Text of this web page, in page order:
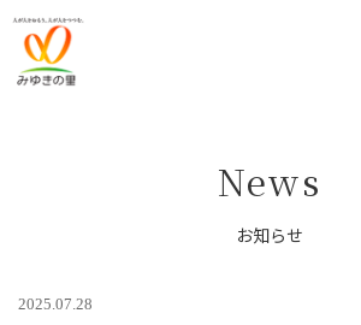
News
お知らせ
2025.07.28